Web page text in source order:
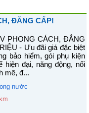
ĐẲNG CẤP!
PHONG CÁCH, ĐẲNG
- Ưu đãi giá đặc biệt
bảo hiểm, gói phụ kiện
hiện đại, năng động, nổi
mẽ, đ...
nước